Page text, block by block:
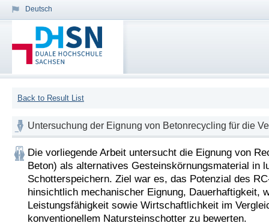
Deutsch
Back to Result List
Untersuchung der Eignung von Betonrecycling für die
Die vorliegende Arbeit untersucht die Eignung von
Beton) als alternatives Gesteinskörnungsmaterial in
Schotterspeichern. Ziel war es, das Potenzial des
hinsichtlich mechanischer Eignung, Dauerhaftigkeit,
Leistungsfähigkeit sowie Wirtschaftlichkeit im
konventionellem Natursteinschotter zu bewerten.